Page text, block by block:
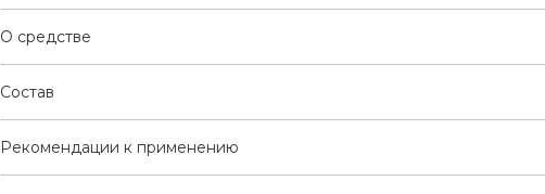
О средстве
Состав
Рекомендации к применению